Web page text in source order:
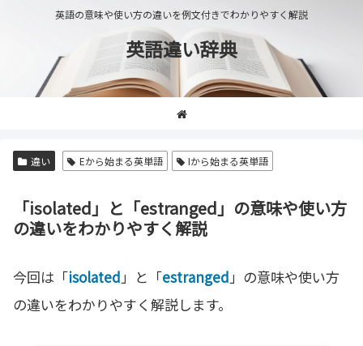
英語の意味や使い方の違いを例文付きでわかりやすく解説
英語違い辞典
違い Eから始まる英単語 Iから始まる英単語
「isolated」と「estranged」の意味や使い方
の違いをわかりやすく解説
今回は「isolated」と「estranged」の意味や使い方
の違いをわかりやすく解説します。